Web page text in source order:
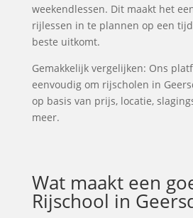
weekendlessen. Dit maakt het
rijlessen in te plannen op een
beste uitkomt.
Gemakkelijk vergelijken: Ons
eenvoudig om rijscholen in
op basis van prijs, locatie,
meer.
Wat maakt een
Rijschool in